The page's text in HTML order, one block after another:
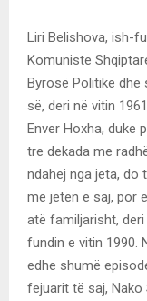
Liri Belishova, ish-
Komuniste
Byrosë Politike dhe
së, deri në vitin
Enver Hoxha, duke
tre dekada me
ndahej nga jeta, do
me jetën e saj, por
atë familjarisht,
fundin e vitin 1990.
edhe shumë
fejuarit të saj, Nako